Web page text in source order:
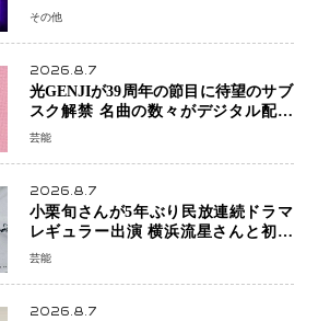
ト8進出
その他
2026.8.7
光GENJIが39周年の節目に待望のサブ
スク解禁 名曲の数々がデジタル配信
へ 40周年へ向け1年間で全作品を順次
芸能
2026.8.7
小栗旬さんが5年ぶり民放連続ドラマ
レギュラー出演 横浜流星さんと初共
演『LOST10』で異色バディ結成
芸能
2026.8.7